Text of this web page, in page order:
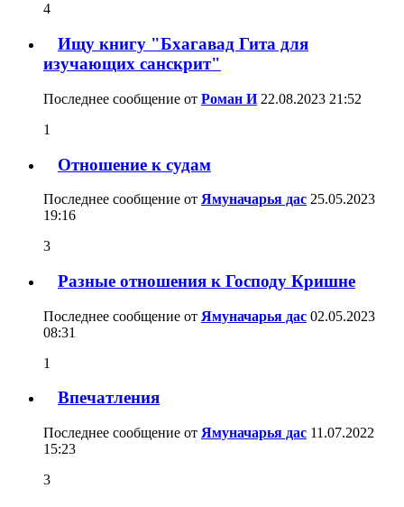
4
Ищу книгу "Бхагавад Гита для
изучающих санскрит"
Последнее сообщение от Роман И22.08.2023 21:52
1
Отношение к судам
Последнее сообщение от Ямуначарья дас 25.05.2023
19:16
3
Разные отношения к Господу Кришне
Последнее сообщение от Ямуначарья дас 02.05.2023
08:31
1
Впечатления
Последнее сообщение от Ямуначарья дас 11.07.2022
15:23
3